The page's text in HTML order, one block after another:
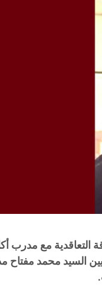
التعاقدية مع مدرب
السيد محمد مفتاح